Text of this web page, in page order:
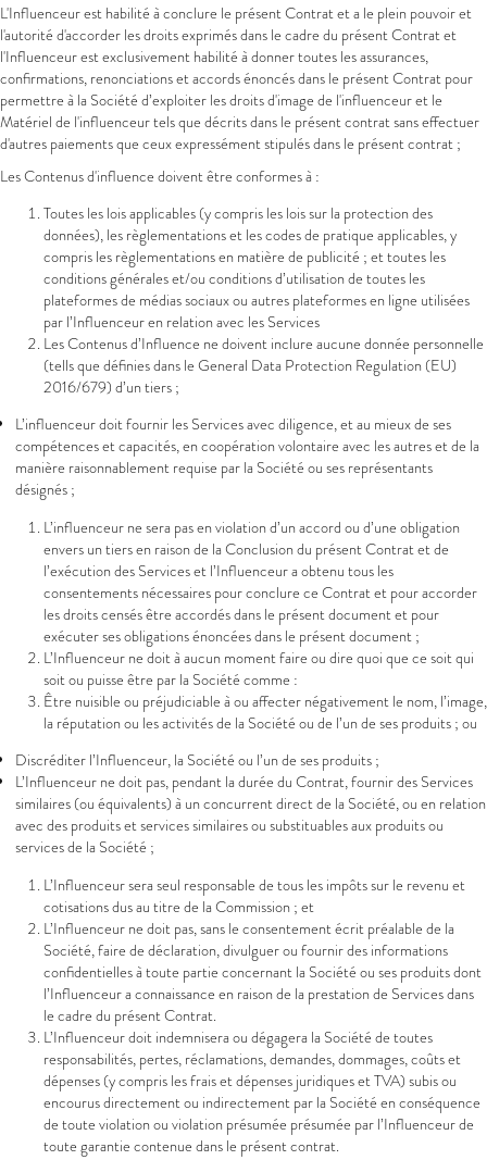
L'Influenceur est habilité à conclure le présent Contrat et a le plein pouvoir et
l'autorité d'accorder les droits exprimés dans le cadre du présent Contrat et
l'Influenceur est exclusivement habilité à donner toutes les assurances,
confirmations, renonciations et accords énoncés dans le présent Contrat pour
permettre à la Société d’exploiter les droits d'image de l'influenceur et le
Matériel de l'influenceur tels que décrits dans le présent contrat sans effectuer
d'autres paiements que ceux expressément stipulés dans le présent contrat ;
Les Contenus d'influence doivent être conformes à :
Toutes les lois applicables (y compris les lois sur la protection des
données), les règlementations et les codes de pratique applicables, y
compris les règlementations en matière de publicité ; et toutes les
conditions générales et/ou conditions d’utilisation de toutes les
plateformes de médias sociaux ou autres plateformes en ligne utilisées
par l’Influenceur en relation avec les Services
Les Contenus d’Influence ne doivent inclure aucune donnée personnelle
(tells que définies dans le General Data Protection Regulation (EU)
2016/679) d’un tiers ;
L’influenceur doit fournir les Services avec diligence, et au mieux de ses
compétences et capacités, en coopération volontaire avec les autres et de la
manière raisonnablement requise par la Société ou ses représentants
désignés ;
L’influenceur ne sera pas en violation d’un accord ou d’une obligation
envers un tiers en raison de la Conclusion du présent Contrat et de
l’exécution des Services et l’Influenceur a obtenu tous les
consentements nécessaires pour conclure ce Contrat et pour accorder
les droits censés être accordés dans le présent document et pour
exécuter ses obligations énoncées dans le présent document ;
L’Influenceur ne doit à aucun moment faire ou dire quoi que ce soit qui
soit ou puisse être par la Société comme :
Être nuisible ou préjudiciable à ou affecter négativement le nom, l’image,
la réputation ou les activités de la Société ou de l’un de ses produits ; ou
Discréditer l’Influenceur, la Société ou l’un de ses produits ;
L’Influenceur ne doit pas, pendant la durée du Contrat, fournir des Services
similaires (ou équivalents) à un concurrent direct de la Société, ou en relation
avec des produits et services similaires ou substituables aux produits ou
services de la Société ;
L’Influenceur sera seul responsable de tous les impôts sur le revenu et
cotisations dus au titre de la Commission ; et
L’Influenceur ne doit pas, sans le consentement écrit préalable de la
Société, faire de déclaration, divulguer ou fournir des informations
confidentielles à toute partie concernant la Société ou ses produits dont
l’Influenceur a connaissance en raison de la prestation de Services dans
le cadre du présent Contrat.
L’Influenceur doit indemnisera ou dégagera la Société de toutes
responsabilités, pertes, réclamations, demandes, dommages, coûts et
dépenses (y compris les frais et dépenses juridiques et TVA) subis ou
encourus directement ou indirectement par la Société en conséquence
de toute violation ou violation présumée présumée par l’Influenceur de
toute garantie contenue dans le présent contrat.